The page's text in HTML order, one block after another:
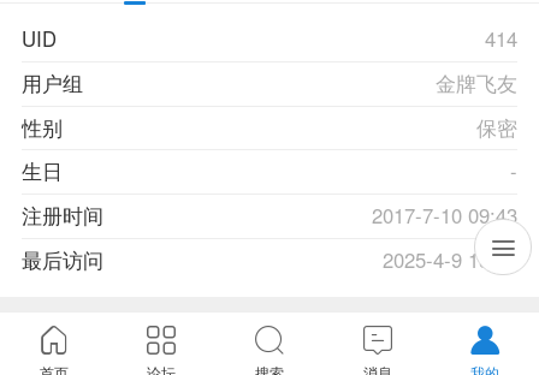
UID
414
用户组
金牌飞友
性别
保密
生日
-
注册时间
2017-7-10 09:43
最后访问
2025-4-9 15:08